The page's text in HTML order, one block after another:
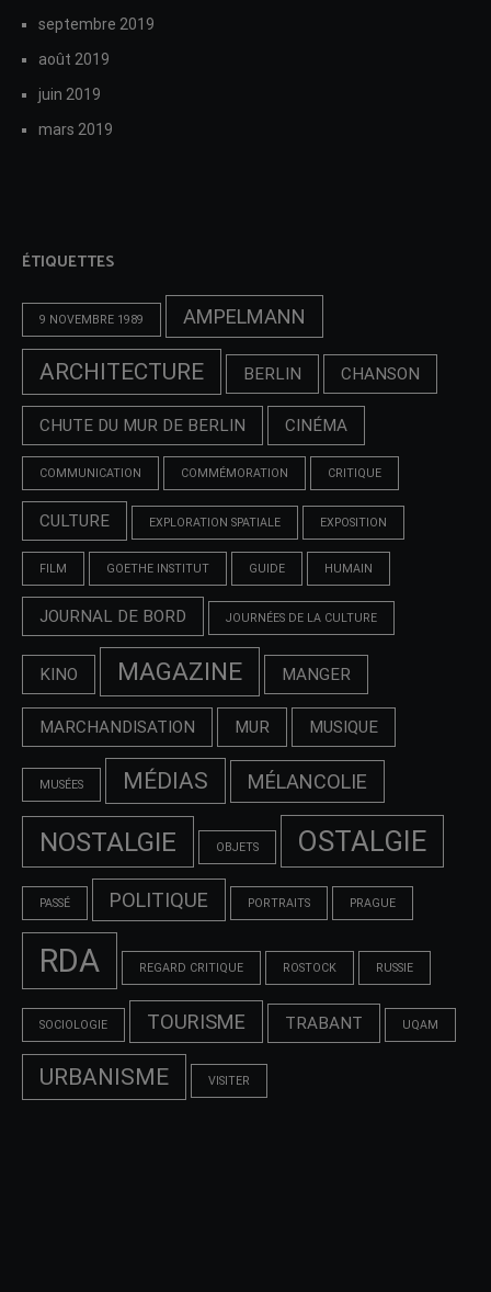
septembre 2019
août 2019
juin 2019
mars 2019
ÉTIQUETTES
9 NOVEMBRE 1989 AMPELMANN
ARCHITECTURE BERLIN CHANSON
CHUTE DU MUR DE BERLIN CINÉMA
COMMUNICATION COMMÉMORATION CRITIQUE
CULTURE EXPLORATION SPATIALE EXPOSITION
FILM GOETHE INSTITUT GUIDE HUMAIN
JOURNAL DE BORD JOURNÉES DE LA CULTURE
KINO MAGAZINE MANGER
MARCHANDISATION MUR MUSIQUE
MUSÉES MÉDIAS MÉLANCOLIE
NOSTALGIE OBJETS OSTALGIE
PASSÉ POLITIQUE PORTRAITS PRAGUE
RDA REGARD CRITIQUE ROSTOCK RUSSIE
SOCIOLOGIE TOURISME TRABANT UQAM
URBANISME VISITER